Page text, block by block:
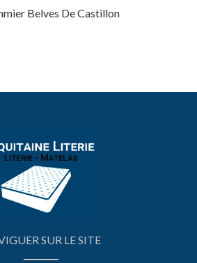
Belves De Castillon
SUR LE SITE